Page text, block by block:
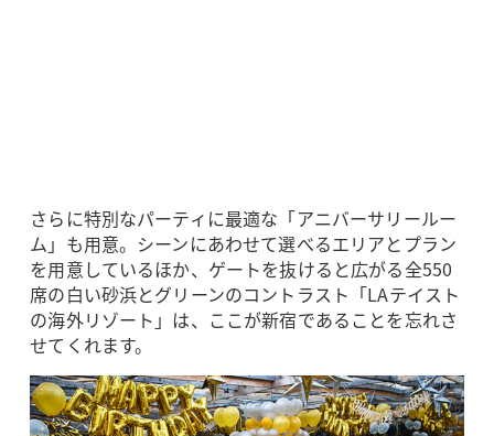
さらに特別なパーティに最適な「アニバーサリールー
ム」も用意。シーンにあわせて選べるエリアとプラン
を用意しているほか、ゲートを抜けると広がる全550
席の白い砂浜とグリーンのコントラスト「LAテイスト
の海外リゾート」は、ここが新宿であることを忘れさ
せてくれます。